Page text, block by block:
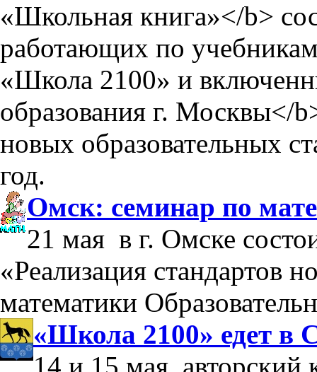
«Школьная книга»</b>
работающих по
«Школа 2100» и
образования г. Москвы</
новых образовательных
год.
Омск: семинар по
21 мая в г. Омске
«Реализация стандартов
математики
«Школа 2100» едет в